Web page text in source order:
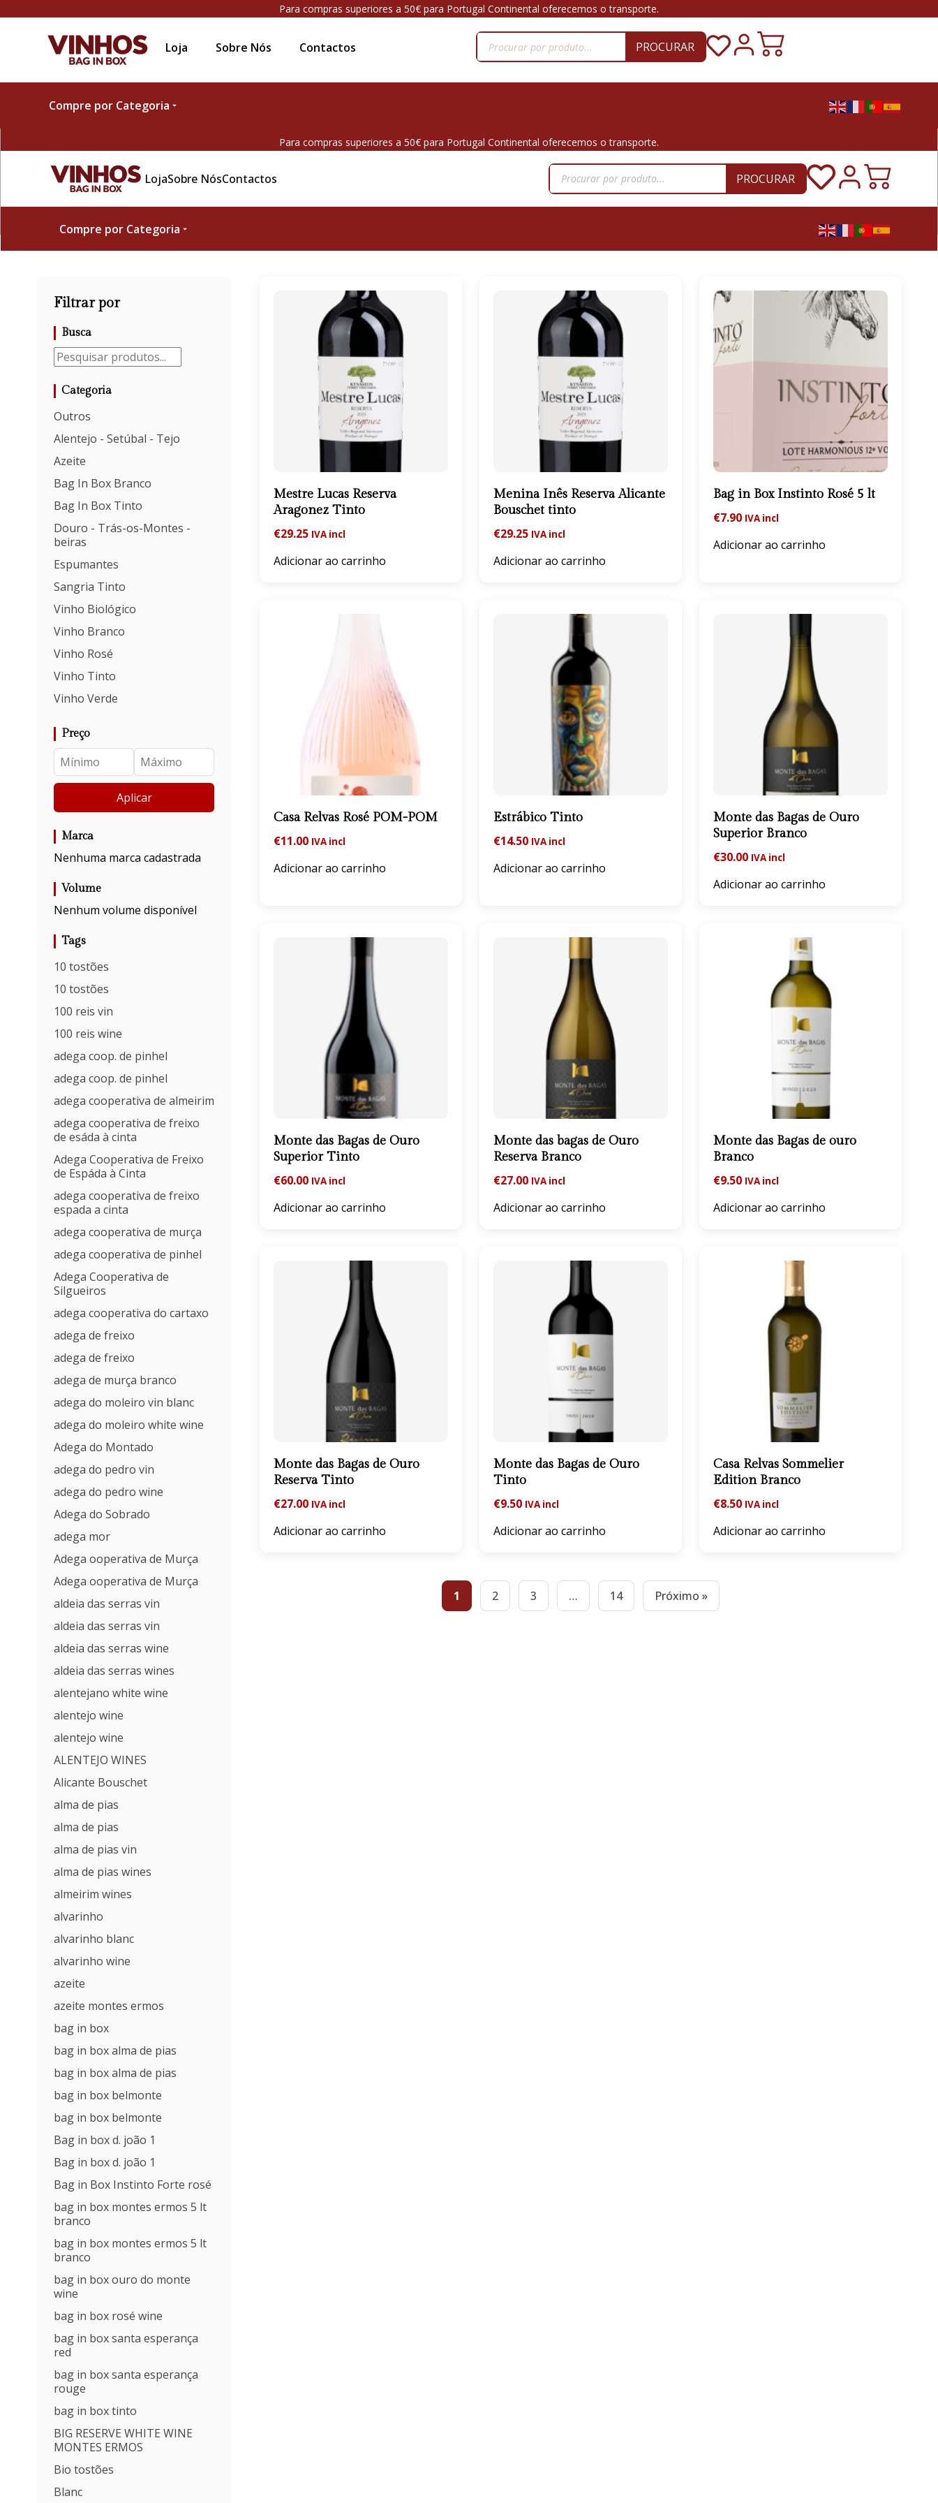
Para compras superiores a 50€ para Portugal Continental oferecemos o transporte.
Loja Sobre Nós Contactos PROCURAR
Compre por Categoria
Para compras superiores a 50€ para Portugal Continental oferecemos o transporte.
LojaSobre NósContactos PROCURAR
Compre por Categoria
Filtrar por
Busca
Categoria
Outros
Alentejo - Setúbal - Tejo
Azeite
Bag In Box Branco
Bag In Box Tinto
Douro - Trás-os-Montes -
beiras
Espumantes
Sangria Tinto
Vinho Biológico
Vinho Branco
Vinho Rosé
Vinho Tinto
Vinho Verde
Preço
Aplicar
Marca
Nenhuma marca cadastrada
Volume
Nenhum volume disponível
Tags
10 tostões
10 tostões
100 reis vin
100 reis wine
adega coop. de pinhel
adega coop. de pinhel
adega cooperativa de almeirim
adega cooperativa de freixo
de esáda à cinta
Adega Cooperativa de Freixo
de Espáda à Cinta
adega cooperativa de freixo
espada a cinta
adega cooperativa de murça
adega cooperativa de pinhel
Adega Cooperativa de
Silgueiros
adega cooperativa do cartaxo
adega de freixo
adega de freixo
adega de murça branco
adega do moleiro vin blanc
adega do moleiro white wine
Adega do Montado
adega do pedro vin
adega do pedro wine
Adega do Sobrado
adega mor
Adega ooperativa de Murça
Adega ooperativa de Murça
aldeia das serras vin
aldeia das serras vin
aldeia das serras wine
aldeia das serras wines
alentejano white wine
alentejo wine
alentejo wine
ALENTEJO WINES
Alicante Bouschet
alma de pias
alma de pias
alma de pias vin
alma de pias wines
almeirim wines
alvarinho
alvarinho blanc
alvarinho wine
azeite
azeite montes ermos
bag in box
bag in box alma de pias
bag in box alma de pias
bag in box belmonte
bag in box belmonte
Bag in box d. joão 1
Bag in box d. joão 1
Bag in Box Instinto Forte rosé
bag in box montes ermos 5 lt
branco
bag in box montes ermos 5 lt
branco
bag in box ouro do monte
wine
bag in box rosé wine
bag in box santa esperança
red
bag in box santa esperança
rouge
bag in box tinto
BIG RESERVE WHITE WINE
MONTES ERMOS
Bio tostões
Blanc
Mestre Lucas Reserva
Aragonez Tinto
€29.25 IVA incl
Adicionar ao carrinho
Menina Inês Reserva Alicante
Bouschet tinto
€29.25 IVA incl
Adicionar ao carrinho
Bag in Box Instinto Rosé 5 lt
€7.90 IVA incl
Adicionar ao carrinho
Casa Relvas Rosé POM-POM
€11.00 IVA incl
Adicionar ao carrinho
Estrábico Tinto
€14.50 IVA incl
Adicionar ao carrinho
Monte das Bagas de Ouro
Superior Branco
€30.00 IVA incl
Adicionar ao carrinho
Monte das Bagas de Ouro
Superior Tinto
€60.00 IVA incl
Adicionar ao carrinho
Monte das bagas de Ouro
Reserva Branco
€27.00 IVA incl
Adicionar ao carrinho
Monte das Bagas de ouro
Branco
€9.50 IVA incl
Adicionar ao carrinho
Monte das Bagas de Ouro
Reserva Tinto
€27.00 IVA incl
Adicionar ao carrinho
Monte das Bagas de Ouro
Tinto
€9.50 IVA incl
Adicionar ao carrinho
Casa Relvas Sommelier
Edition Branco
€8.50 IVA incl
Adicionar ao carrinho
1 2 3 … 14 Próximo »